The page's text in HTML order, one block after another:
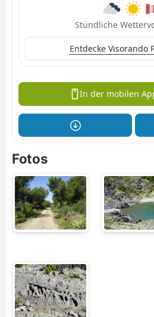
Stündliche
Entdecke Visorando
In der mobilen
Fotos